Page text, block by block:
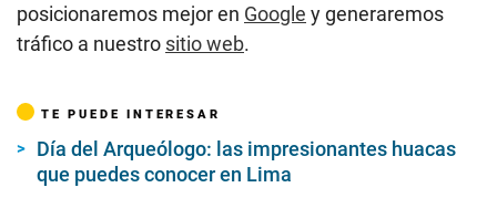
posicionaremos mejor en Google y generaremos
tráfico a nuestro sitio web.
TE PUEDE INTERESAR
Día del Arqueólogo: las impresionantes huacas
que puedes conocer en Lima